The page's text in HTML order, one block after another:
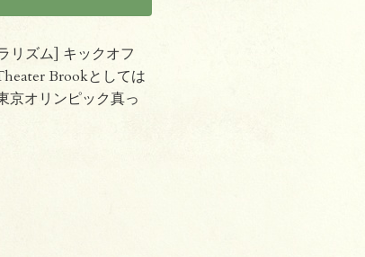
リズム] キックオフ
Brookとしては
京オリンピック真っ